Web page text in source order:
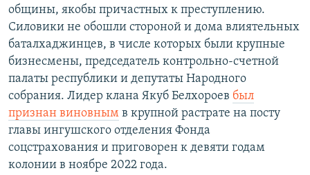
общины, якобы причастных к преступлению.
Силовики не обошли стороной и дома влиятельных
баталхаджинцев, в числе которых были крупные
бизнесмены, председатель контрольно-счетной
палаты республики и депутаты Народного
собрания. Лидер клана Якуб Белхороев был
признан виновным в крупной растрате на посту
главы ингушского отделения Фонда
соцстрахования и приговорен к девяти годам
колонии в ноябре 2022 года.